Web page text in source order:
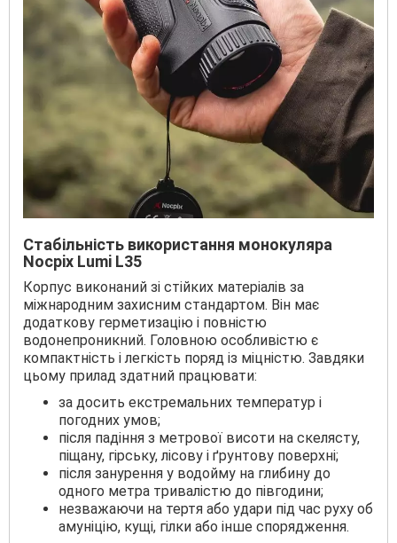
Стабільність використання монокуляра
Nocpix Lumi L35
Корпус виконаний зі стійких матеріалів за
міжнародним захисним стандартом. Він має
додаткову герметизацію і повністю
водонепроникний. Головною особливістю є
компактність і легкість поряд із міцністю. Завдяки
цьому прилад здатний працювати:
за досить екстремальних температур і
погодних умов;
після падіння з метрової висоти на скелясту,
піщану, гірську, лісову і ґрунтову поверхні;
після занурення у водойму на глибину до
одного метра тривалістю до півгодини;
незважаючи на тертя або удари під час руху об
амуніцію, кущі, гілки або інше спорядження.